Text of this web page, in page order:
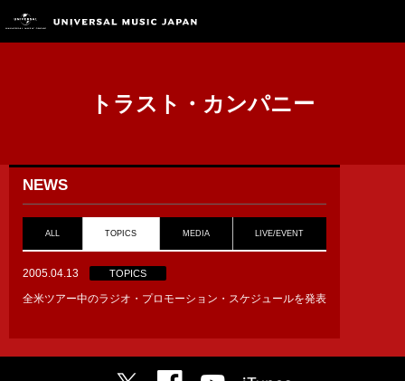
トラスト・カンパニー
NEWS
ALL TOPICS MEDIA LIVE/EVENT
2005.04.13 TOPICS
全米ツアー中のラジオ・プロモーション・スケジュールを発表